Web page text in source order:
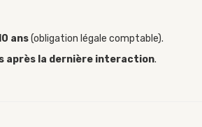
ans(obligation légale comptable).
après la dernière interaction.